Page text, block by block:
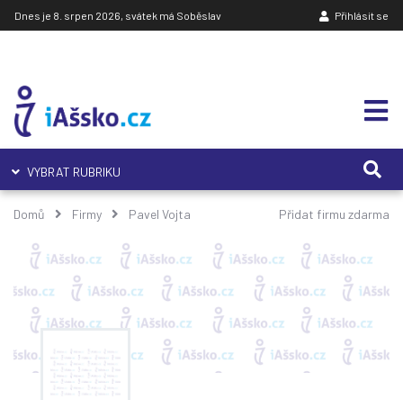
Dnes je 8. srpen 2026, svátek má Soběslav Přihlásit se
VYBRAT RUBRIKU
Domů Firmy Pavel Vojta Přidat firmu zdarma